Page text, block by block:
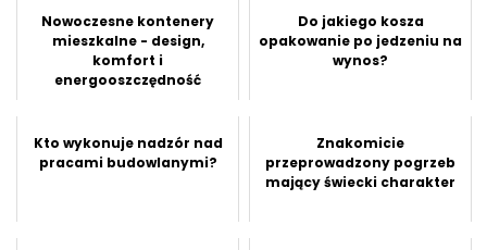
Nowoczesne kontenery
mieszkalne - design,
komfort i
energooszczędność
Do jakiego kosza
opakowanie po jedzeniu na
wynos?
Kto wykonuje nadzór nad
pracami budowlanymi?
Znakomicie
przeprowadzony pogrzeb
mający świecki charakter